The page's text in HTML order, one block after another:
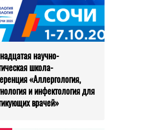
научно-
школа-
«Аллергология,
и инфектология для
врачей»